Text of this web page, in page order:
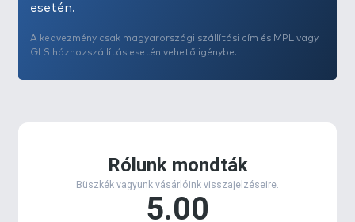
esetén.
A kedvezmény csak magyarországi szállítási cím és MPL vagy
GLS házhozszállítás esetén vehető igénybe.